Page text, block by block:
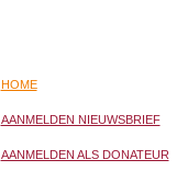
HOME
AANMELDEN NIEUWSBRIEF
AANMELDEN ALS DONATEUR